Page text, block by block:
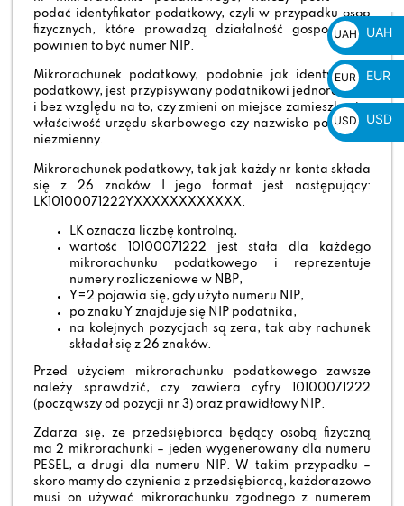
podać identyfikator podatkowy, czyli w przypadku osób
fizycznych, które prowadzą działalność gospodarczą
powinien to być numer NIP.
Mikrorachunek podatkowy, podobnie jak identyfikator
podatkowy, jest przypisywany podatnikowi jednorazowo
i bez względu na to, czy zmieni on miejsce zamieszkania,
właściwość urzędu skarbowego czy nazwisko pozostaje
niezmienny.
Mikrorachunek podatkowy, tak jak każdy nr konta składa
się z 26 znaków I jego format jest następujący:
LK10100071222YXXXXXXXXXXXX.
LK oznacza liczbę kontrolną,
wartość 10100071222 jest stała dla każdego
mikrorachunku podatkowego i reprezentuje
numery rozliczeniowe w NBP,
Y=2 pojawia się, gdy użyto numeru NIP,
po znaku Y znajduje się NIP podatnika,
na kolejnych pozycjach są zera, tak aby rachunek
składał się z 26 znaków.
Przed użyciem mikrorachunku podatkowego zawsze
należy sprawdzić, czy zawiera cyfry 10100071222
(począwszy od pozycji nr 3) oraz prawidłowy NIP.
Zdarza się, że przedsiębiorca będący osobą fizyczną
ma 2 mikrorachunki – jeden wygenerowany dla numeru
PESEL, a drugi dla numeru NIP. W takim przypadku –
skoro mamy do czynienia z przedsiębiorcą, każdorazowo
musi on używać mikrorachunku zgodnego z numerem
zł
UAH
₴
UAH
EUR
€
EUR
USD
$
USD